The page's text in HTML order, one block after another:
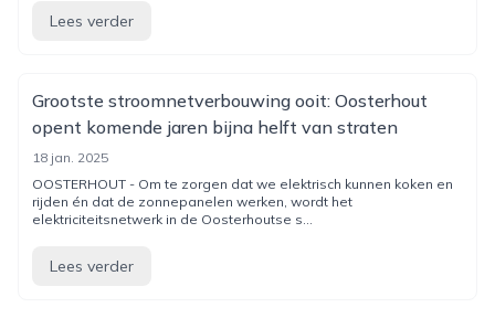
Lees verder
Grootste stroomnetverbouwing ooit: Oosterhout
opent komende jaren bijna helft van straten
18 jan. 2025
OOSTERHOUT - Om te zorgen dat we elektrisch kunnen koken en
rijden én dat de zonnepanelen werken, wordt het
elektriciteitsnetwerk in de Oosterhoutse s...
Lees verder